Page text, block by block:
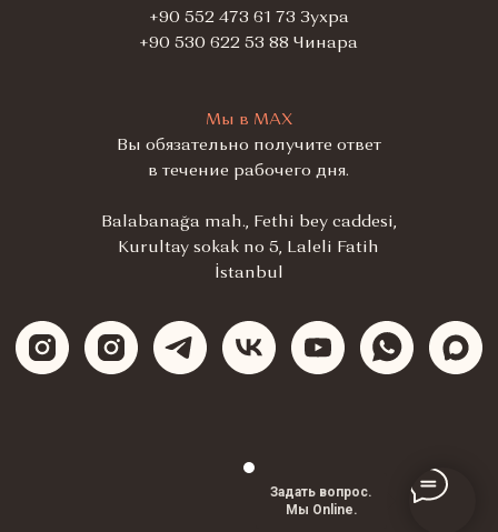
+90 552 473 61 73 Зухра
+90 530 622 53 88 Чинара
Мы в МАХ
Вы обязательно получите ответ
в течение рабочего дня.
Balabanağa mah., Fethi bey caddesi,
Kurultay sokak no 5, Laleli Fatih
İstanbul
Задать вопрос.
Мы Online.